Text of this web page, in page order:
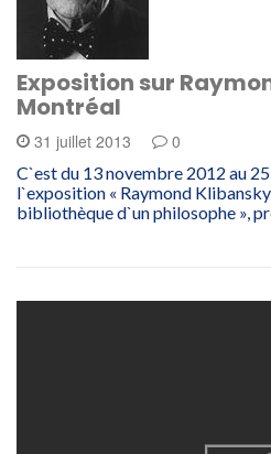
Exposition sur
Montréal
31 juillet 2013 0
C`est du 13 novembre 2012 au
l`exposition « Raymond
bibliothèque d`un philosophe »,